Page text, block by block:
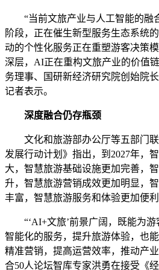
“当前文旅产业与人工智能的融
阶段，正在催生新型服务生态系统
动的个性化服务正在重塑游客决策
深层，AI正在重构文旅产业的价值
务理事、国研新经济研究院创始院
记者表示。
深度融合仍存瓶颈
文化和旅游部办公厅等五部门联
发展行动计划》指出，到2027年，
大，智慧旅游基础设施更加完善，
升，智慧旅游营销成效更加明显，
丰富，智慧旅游服务和体验更加便利
“‘AI+文旅’前景广阔，既能为游
智能化的服务，提升旅游体验，也
精准营销，提高运营效率，推动产
合50人论坛智库专家洪勇在接受《